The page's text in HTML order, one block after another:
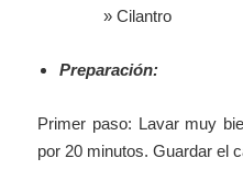
» Cilantro
Preparación:
Primer paso: Lavar muy
por 20 minutos. Guardar el